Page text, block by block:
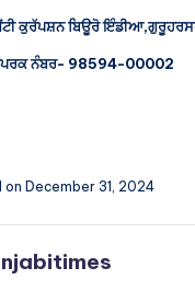
ਕੁਰੱਪਸ਼ਨ ਬਿਊਰੋ
ਨੰਬਰ- 98594-00002
December 31, 2024